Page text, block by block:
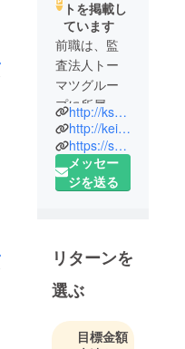
トを掲載し
ています
前職は、監
査法人トー
マツグルー
プに所属。
中小企業向
け経営コン
サルティン
グ、研修
ノベーショ
ンの立ち上
げに参画
し、10年間
で4つの事業
http://ksanbou.co.jp/
http://keieimatome.jp/
https://sanbou.club/seminars
メッセー
ジを送る
リターンを
選ぶ
目標金額